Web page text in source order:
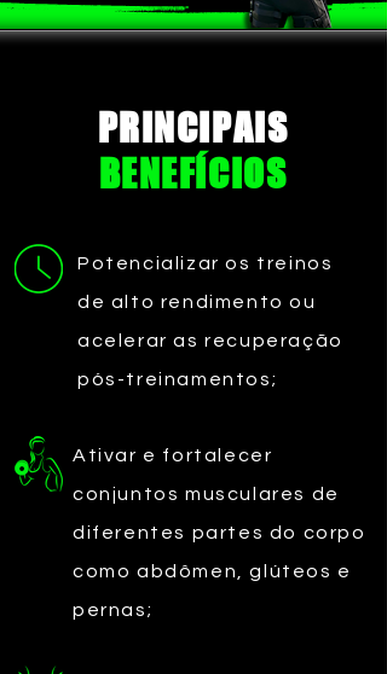
PRINCIPAIS
BENEFÍCIOS
Potencializar os treinos
de alto rendimento ou
acelerar as recuperação
pós-treinamentos;
Ativar e fortalecer
conjuntos musculares de
diferentes partes do corpo
como abdômen, glúteos e
pernas;